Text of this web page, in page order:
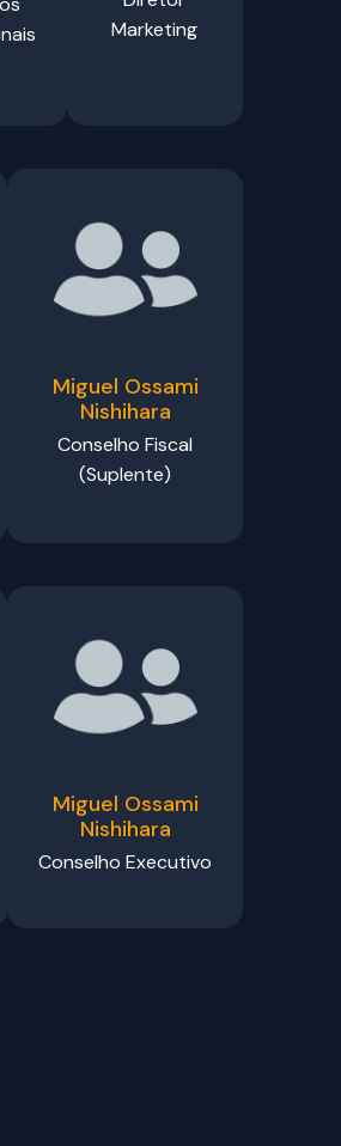
Marketing
Miguel Ossami
Nishihara
Conselho Fiscal
(Suplente)
Miguel Ossami
Nishihara
Conselho Executivo